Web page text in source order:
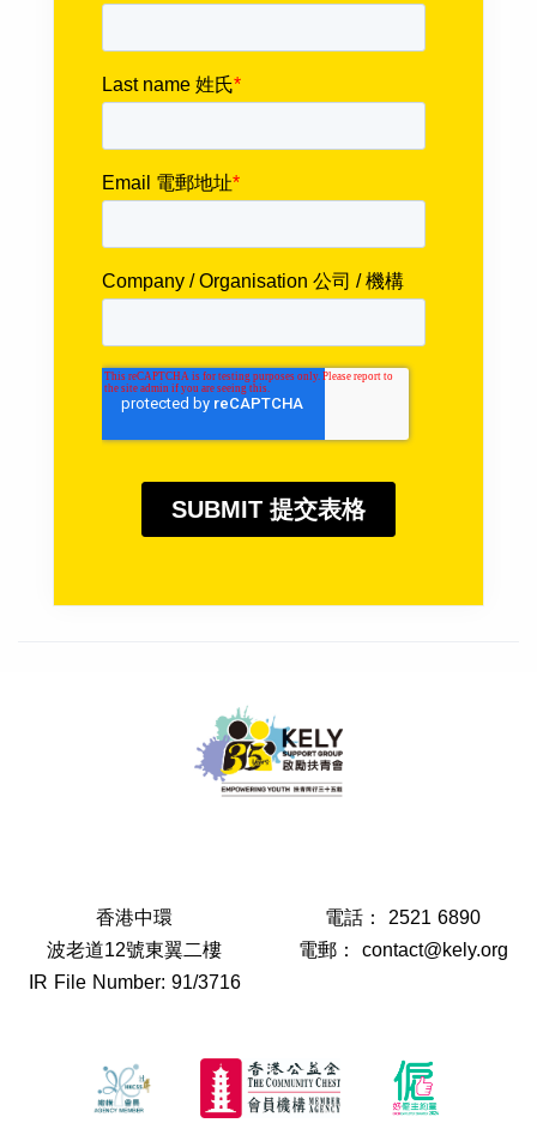
香港中環
波老道12號東翼二樓
IR File Number: 91/3716
電話： 2521 6890
電郵： contact@kely.org